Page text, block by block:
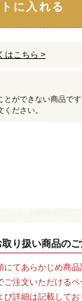
に入れる
はこちら >
ができない商品です
ださい。
り扱い商品の
にてあらかじめ商
注文いただけるペ
詳細は記載してお